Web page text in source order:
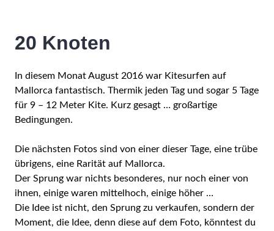
20 Knoten
In diesem Monat August 2016 war Kitesurfen auf
Mallorca fantastisch. Thermik jeden Tag und sogar 5 Tage
für 9 – 12 Meter Kite. Kurz gesagt … großartige
Bedingungen.
Die nächsten Fotos sind von einer dieser Tage, eine trübe
übrigens, eine Rarität auf Mallorca.
Der Sprung war nichts besonderes, nur noch einer von
ihnen, einige waren mittelhoch, einige höher …
Die Idee ist nicht, den Sprung zu verkaufen, sondern der
Moment, die Idee, denn diese auf dem Foto, könntest du